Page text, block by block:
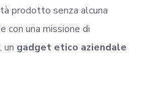
prodotto senza alcuna
con una missione di
un gadget etico aziendale